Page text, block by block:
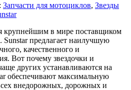
Запчасти для мотоциклов, Звезды
крупнейшим в мире поставщиком
Sunstar предлагает наилучшую
качественного и
Вот почему звездочки и
других устанавливаются на
обеспечивают максимальную
внедорожных, дорожных и